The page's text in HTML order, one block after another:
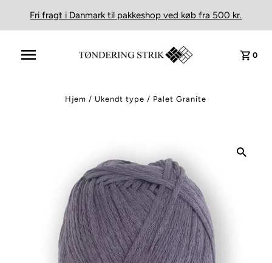
Fri fragt i Danmark til pakkeshop ved køb fra 500 kr.
0
Hjem / Ukendt type / Palet Granite